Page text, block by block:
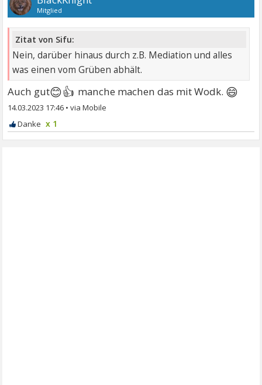
Mitglied
Zitat von Sifu:
Nein, darüber hinaus durch z.B. Mediation und alles
was einen vom Grüben abhält.
Auch gut😊👍 manche machen das mit Wodk. 😄
14.03.2023 17:46 •
x 1